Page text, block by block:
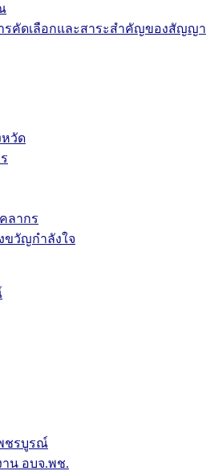
รคัดเลือกและสาระสำคัญของสัญญา
หวัด
ลากร
วัญกำลังใจ
ชรบูรณ์
าน อบจ.พช.